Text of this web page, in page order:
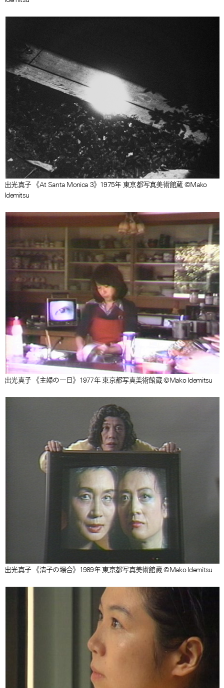
出光真子 《At Santa Monica 3》1975年 東京都写真美術館蔵 ©Mako
Idemitsu
出光真子 《主婦の一日》1977年 東京都写真美術館蔵 ©Mako Idemitsu
出光真子 《清子の場合》1989年 東京都写真美術館蔵 ©Mako Idemitsu